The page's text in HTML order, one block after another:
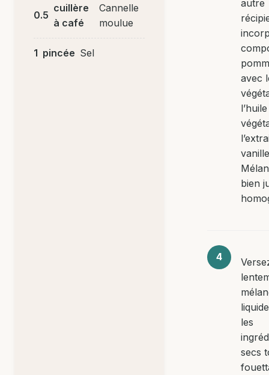
0.5
cuillère
à café
Cannelle
moulue
1 pincée Sel
autre
avec
l’huile
bien
les
secs